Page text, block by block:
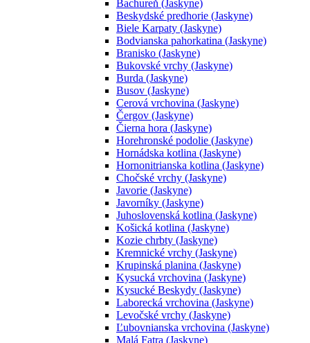
Bachureň (Jaskyne)
Beskydské predhorie (Jaskyne)
Biele Karpaty (Jaskyne)
Bodvianska pahorkatina (Jaskyne)
Branisko (Jaskyne)
Bukovské vrchy (Jaskyne)
Burda (Jaskyne)
Busov (Jaskyne)
Cerová vrchovina (Jaskyne)
Čergov (Jaskyne)
Čierna hora (Jaskyne)
Horehronské podolie (Jaskyne)
Hornádska kotlina (Jaskyne)
Hornonitrianska kotlina (Jaskyne)
Chočské vrchy (Jaskyne)
Javorie (Jaskyne)
Javorníky (Jaskyne)
Juhoslovenská kotlina (Jaskyne)
Košická kotlina (Jaskyne)
Kozie chrbty (Jaskyne)
Kremnické vrchy (Jaskyne)
Krupinská planina (Jaskyne)
Kysucká vrchovina (Jaskyne)
Kysucké Beskydy (Jaskyne)
Laborecká vrchovina (Jaskyne)
Levočské vrchy (Jaskyne)
Ľubovnianska vrchovina (Jaskyne)
Malá Fatra (Jaskyne)